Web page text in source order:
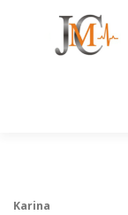
Karina